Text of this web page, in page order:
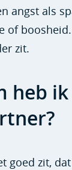
angst als
of
zit.
heb
goed zit,